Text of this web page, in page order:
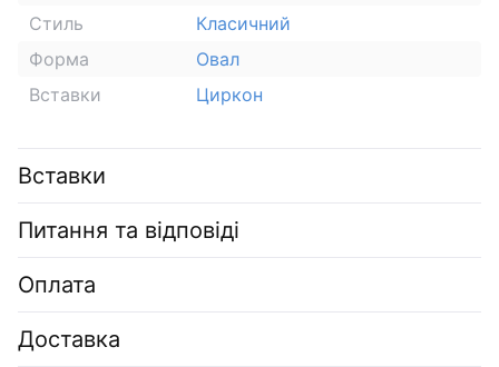
Стиль
Класичний
Форма
Овал
Вставки
Циркон
Вставки
Питання та відповіді
Оплата
Доставка